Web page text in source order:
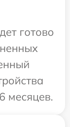
готово
месяцев.